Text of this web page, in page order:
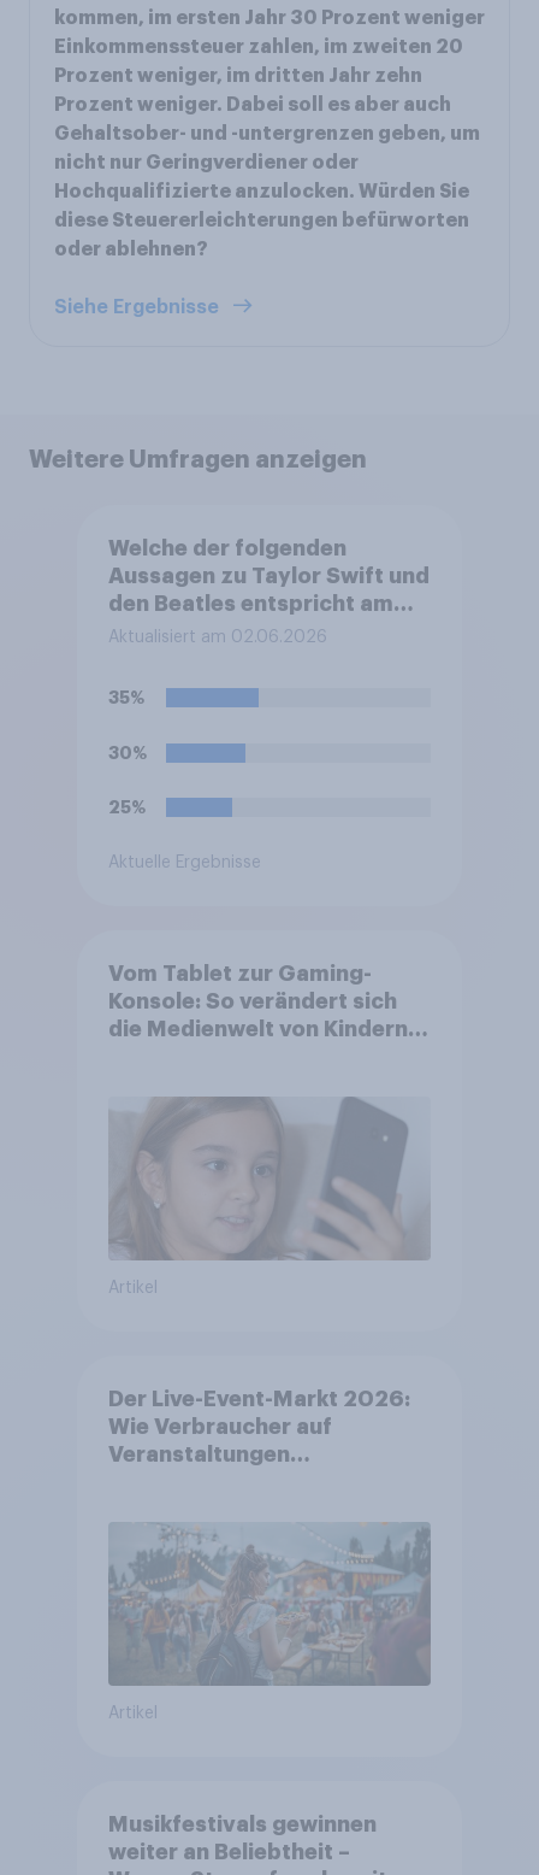
kommen, im ersten Jahr 30 Prozent weniger
Einkommenssteuer zahlen, im zweiten 20
Prozent weniger, im dritten Jahr zehn
Prozent weniger. Dabei soll es aber auch
Gehaltsober- und -untergrenzen geben, um
nicht nur Geringverdiener oder
Hochqualifizierte anzulocken. Würden Sie
diese Steuererleichterungen befürworten
oder ablehnen?
Siehe Ergebnisse
Weitere Umfragen anzeigen
Welche der folgenden
Aussagen zu Taylor Swift und
den Beatles entspricht am
ehesten Ihrer Meinung?
Aktualisiert am 02.06.2026
35%
30%
25%
Aktuelle Ergebnisse
Vom Tablet zur Gaming-
Konsole: So verändert sich
die Medienwelt von Kindern
Artikel
Der Live-Event-Markt 2026:
Wie Verbraucher auf
Veranstaltungen
Artikel
Musikfestivals gewinnen
weiter an Beliebtheit –